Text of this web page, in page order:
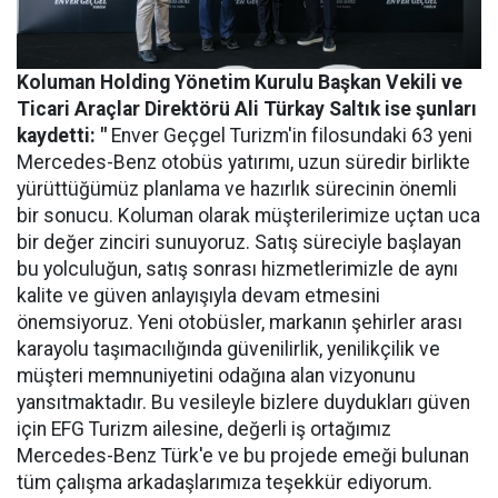
Koluman Holding Yönetim Kurulu Başkan Vekili ve
Ticari Araçlar Direktörü Ali Türkay Saltık ise şunları
kaydetti: " Enver Geçgel Turizm'in filosundaki 63 yeni
Mercedes-Benz otobüs yatırımı, uzun süredir birlikte
yürüttüğümüz planlama ve hazırlık sürecinin önemli
bir sonucu. Koluman olarak müşterilerimize uçtan uca
bir değer zinciri sunuyoruz. Satış süreciyle başlayan
bu yolculuğun, satış sonrası hizmetlerimizle de aynı
kalite ve güven anlayışıyla devam etmesini
önemsiyoruz. Yeni otobüsler, markanın şehirler arası
karayolu taşımacılığında güvenilirlik, yenilikçilik ve
müşteri memnuniyetini odağına alan vizyonunu
yansıtmaktadır. Bu vesileyle bizlere duydukları güven
için EFG Turizm ailesine, değerli iş ortağımız
Mercedes-Benz Türk'e ve bu projede emeği bulunan
tüm çalışma arkadaşlarımıza teşekkür ediyorum.